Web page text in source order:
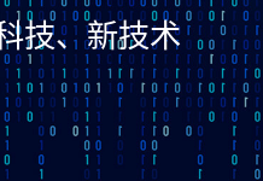
技、新技术